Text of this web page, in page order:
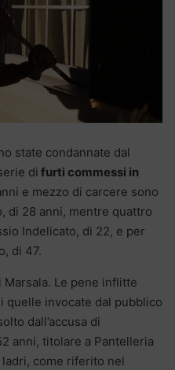
state condannate dal
di furti commessi in
e mezzo di carcere sono
di 28 anni, mentre quattro
Indelicato, di 22, e per
di 47.
Le pene inflitte
quelle invocate dal pubblico
dall’accusa di
anni, titolare a Pantelleria
ladri, come riferito nel